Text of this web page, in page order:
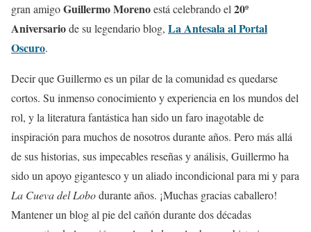
gran amigoGuillermo Morenoestá celebrando el 20º
Aniversariode su legendario blog, La Antesala al Portal
Oscuro.
Decir que Guillermo es un pilar de la comunidad es quedarse
cortos. Su inmenso conocimiento y experiencia en los mundos del
rol, y la literatura fantástica han sido un faro inagotable de
inspiración para muchos de nosotros durante años. Pero más allá
de sus historias, sus impecables reseñas y análisis, Guillermo ha
sido un apoyo gigantesco y un aliado incondicional para mi y para
La Cueva del Lobodurante años. ¡Muchas gracias caballero!
Mantener un blog al pie del cañón durante dos décadas